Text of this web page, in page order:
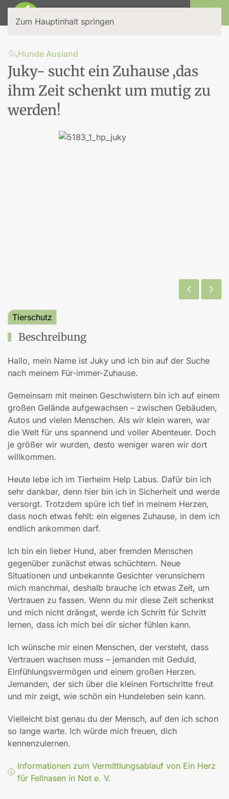
Zum Hauptinhalt springen
Hunde Ausland
Juky- sucht ein Zuhause ,das
ihm Zeit schenkt um mutig zu
werden!
Tierschutz
Beschreibung
Hallo, mein Name ist Juky und ich bin auf der Suche
nach meinem Für-immer-Zuhause.
Gemeinsam mit meinen Geschwistern bin ich auf einem
großen Gelände aufgewachsen – zwischen Gebäuden,
Autos und vielen Menschen. Als wir klein waren, war
die Welt für uns spannend und voller Abenteuer. Doch
je größer wir wurden, desto weniger waren wir dort
willkommen.
Heute lebe ich im Tierheim Help Labus. Dafür bin ich
sehr dankbar, denn hier bin ich in Sicherheit und werde
versorgt. Trotzdem spüre ich tief in meinem Herzen,
dass noch etwas fehlt: ein eigenes Zuhause, in dem ich
endlich ankommen darf.
Ich bin ein lieber Hund, aber fremden Menschen
gegenüber zunächst etwas schüchtern. Neue
Situationen und unbekannte Gesichter verunsichern
mich manchmal, deshalb brauche ich etwas Zeit, um
Vertrauen zu fassen. Wenn du mir diese Zeit schenkst
und mich nicht drängst, werde ich Schritt für Schritt
lernen, dass ich mich bei dir sicher fühlen kann.
Ich wünsche mir einen Menschen, der versteht, dass
Vertrauen wachsen muss – jemanden mit Geduld,
Einfühlungsvermögen und einem großen Herzen.
Jemanden, der sich über die kleinen Fortschritte freut
und mir zeigt, wie schön ein Hundeleben sein kann.
Vielleicht bist genau du der Mensch, auf den ich schon
so lange warte. Ich würde mich freuen, dich
kennenzulernen.
Informationen zum Vermittlungsablauf von Ein Herz
für Fellnasen in Not e. V.